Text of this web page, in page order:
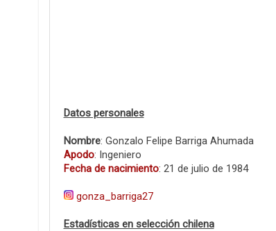
Datos personales
Nombre: Gonzalo Felipe Barriga Ahumada
Apodo: Ingeniero
Fecha de nacimiento: 21 de julio de 1984
gonza_barriga27
Estadísticas en selección chilena